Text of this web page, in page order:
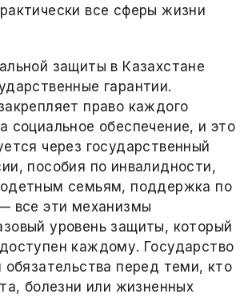
все сферы жизни
защиты в Казахстане
гарантии.
право каждого
социальное обеспечение, и это
через государственный
пособия по инвалидности,
семьям, поддержка по
все эти механизмы
уровень защиты, который
каждому. Государство
обязательства перед теми, кто
болезни или жизненных